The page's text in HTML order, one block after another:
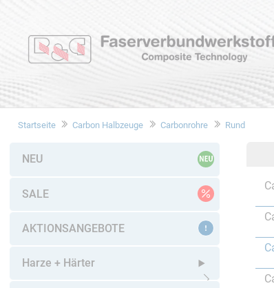
Startseite Carbon Halbzeuge Carbonrohre Rund
NEU
SALE
AKTIONSANGEBOTE
Harze + Härter